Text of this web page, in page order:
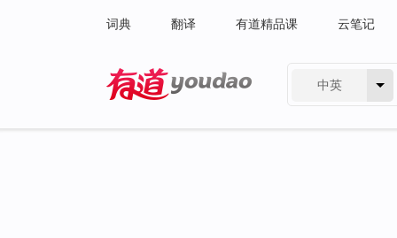
词典 翻译 有道精品课 云笔记
中英